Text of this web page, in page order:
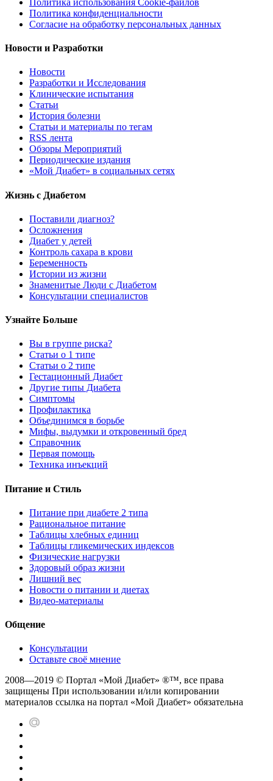
Политика конфиденциальности
Согласие на обработку персональных данных
Новости и Разработки
Новости
Разработки и Исследования
Клинические испытания
Статьи
История болезни
Статьи и материалы по тегам
RSS лента
Обзоры Мероприятий
Периодические издания
«Мой Диабет» в социальных сетях
Жизнь с Диабетом
Поставили диагноз?
Осложнения
Диабет у детей
Контроль сахара в крови
Беременность
Истории из жизни
Знаменитые Люди с Диабетом
Консультации специалистов
Узнайте Больше
Вы в группе риска?
Статьи о 1 типе
Статьи о 2 типе
Гестационный Диабет
Другие типы Диабета
Симптомы
Профилактика
Объединимся в борьбе
Мифы, выдумки и откровенный бред
Справочник
Первая помощь
Техника инъекций
Питание и Стиль
Питание при диабете 2 типа
Рациональное питание
Таблицы хлебных единиц
Таблицы гликемических индексов
Физические нагрузки
Здоровый образ жизни
Лишний вес
Новости о питании и диетах
Видео-материалы
Общение
Консультации
Оставьте своё мнение
2008—2019 © Портал «Мой Диабет» ®™, все права
защищены При использовании и/или копировании
материалов ссылка на портал «Мой Диабет» обязательна